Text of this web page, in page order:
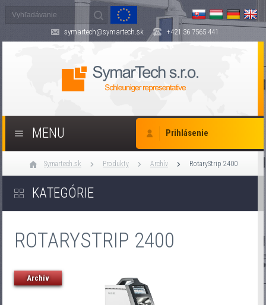
symartech@symartech.sk +421 36 7565 441
Prihlásenie
MENU
Symartech.sk Produkty Archív RotaryStrip 2400
KATEGÓRIE
ROTARYSTRIP 2400
Archív